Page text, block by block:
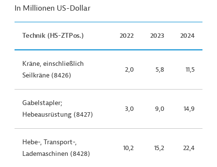
In Millionen US-Dollar
Technik (HS-ZTPos.) 2022 2023 2024
Kräne, einschließlich
Seilkräne (8426)
2,0 5,8 11,5
Gabelstapler;
Hebeausrüstung (8427)
3,0 9,0 14,9
Hebe-, Transport-,
Lademaschinen (8428)
10,2 15,2 22,4